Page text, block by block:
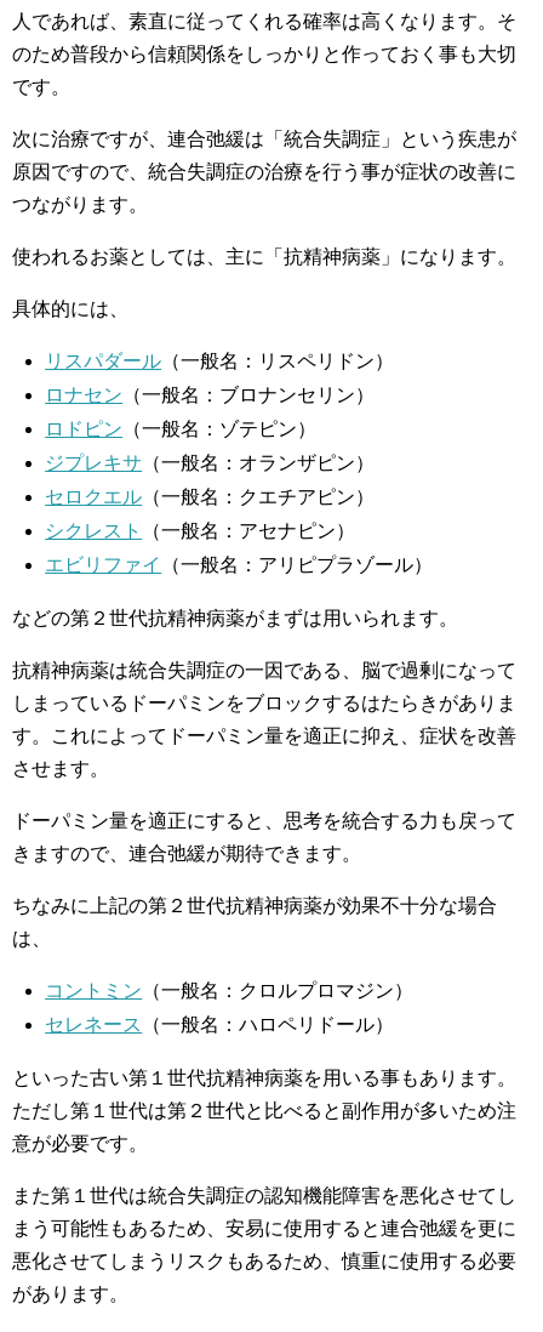
人であれば、素直に従ってくれる確率は高くなります。そ
のため普段から信頼関係をしっかりと作っておく事も大切
です。
次に治療ですが、連合弛緩は「統合失調症」という疾患が
原因ですので、統合失調症の治療を行う事が症状の改善に
つながります。
使われるお薬としては、主に「抗精神病薬」になります。
具体的には、
リスパダール （一般名：リスペリドン）
ロナセン （一般名：ブロナンセリン）
ロドピン （一般名：ゾテピン）
ジプレキサ （一般名：オランザピン）
セロクエル （一般名：クエチアピン）
シクレスト
（一般名：アセナピン）
エビリファイ
（一般名：アリピプラゾール）
などの第２世代抗精神病薬がまずは用いられます。
抗精神病薬は統合失調症の一因である、脳で過剰になって
しまっているドーパミンをブロックするはたらきがありま
す。これによってドーパミン量を適正に抑え、症状を改善
させます。
ドーパミン量を適正にすると、思考を統合する力も戻って
きますので、連合弛緩が期待できます。
ちなみに上記の第２世代抗精神病薬が効果不十分な場合
は、
コントミン （一般名：クロルプロマジン）
セレネース
（一般名：ハロペリドール）
といった古い第１世代抗精神病薬を用いる事もあります。
ただし第１世代は第２世代と比べると副作用が多いため注
意が必要です。
また第１世代は統合失調症の認知機能障害を悪化させてし
まう可能性もあるため、安易に使用すると連合弛緩を更に
悪化させてしまうリスクもあるため、慎重に使用する必要
があります。